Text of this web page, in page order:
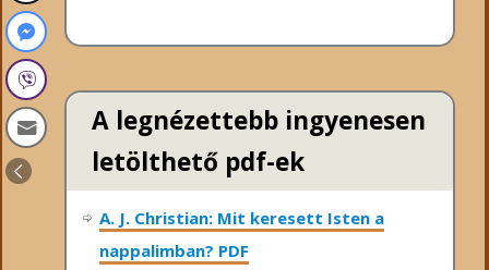
A legnézettebb ingyenesen
letölthető pdf-ek
A. J. Christian: Mit keresett Isten a
nappalimban? PDF